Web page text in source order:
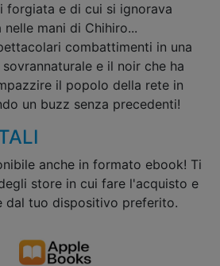
forgiata e di cui si ignorava
mani di Chihiro...
combattimenti in una
e il noir che ha
il popolo della rete in
un buzz senza precedenti!
anche in formato ebook! Ti
store in cui fare l'acquisto e
dal tuo dispositivo preferito.